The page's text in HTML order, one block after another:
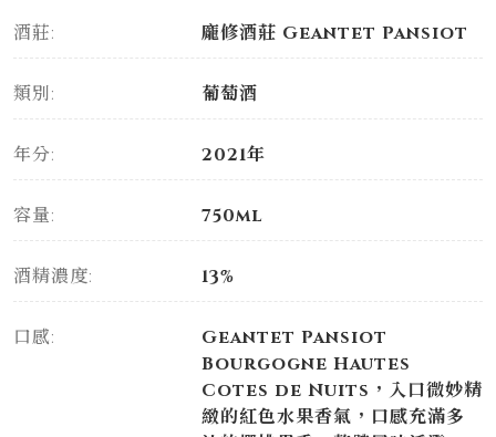
酒莊: 龐修酒莊 Geantet Pansiot
類別: 葡萄酒
年分: 2021年
容量: 750ml
酒精濃度: 13%
口感:
Geantet Pansiot
Bourgogne Hautes
Cotes de Nuits，入口微妙精
緻的紅色水果香氣，口感充滿多